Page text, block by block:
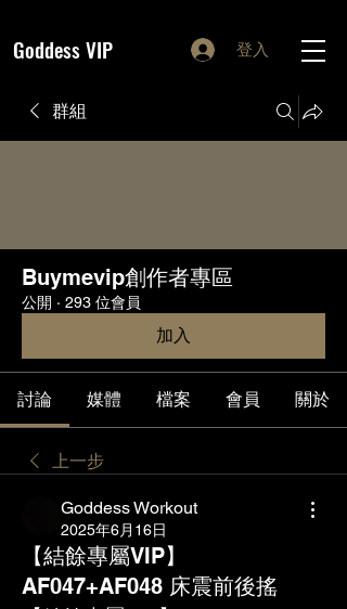
Goddess VIP 登入
群組
Buymevip創作者專區
公開 · 293 位會員
加入
討論 媒體 檔案 會員 關於
上一步
Goddess Workout
2025年6月16日
【結餘專屬VIP】
AF047+AF048 床震前後搖